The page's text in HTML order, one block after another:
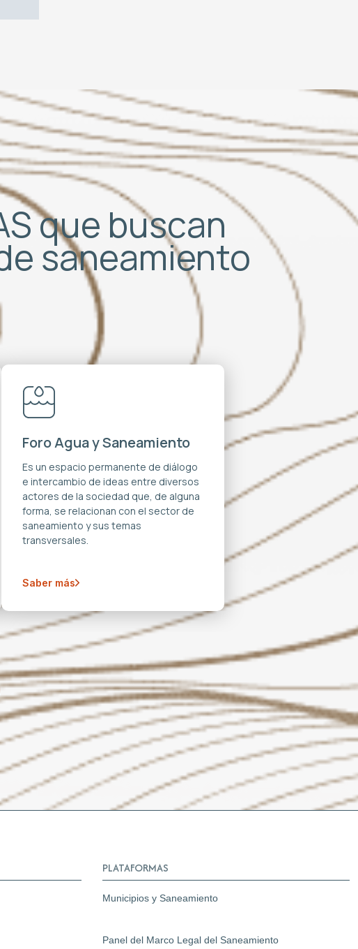
que buscan
saneamiento
Foro Agua y Saneamiento
Es un espacio permanente de diálogo
e intercambio de ideas entre diversos
actores de la sociedad que, de alguna
forma, se relacionan con el sector de
saneamiento y sus temas
transversales.
Saber más
PLATAFORMAS
Municipios y Saneamiento
Panel del Marco Legal del Saneamiento